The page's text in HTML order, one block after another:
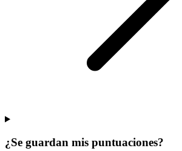
¿Se guardan mis puntuaciones?